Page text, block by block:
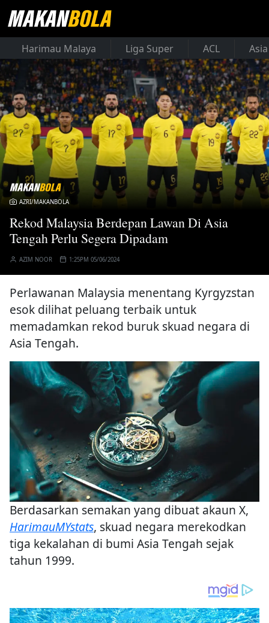
Harimau Malaya Liga Super ACL
AZRI/MAKANBOLA
Rekod Malaysia Berdepan Lawan Di Asia
Tengah Perlu Segera Dipadam
AZIM NOOR 1:25PM 05/06/2024
Perlawanan Malaysia menentang Kyrgyzstan
esok dilihat peluang terbaik untuk
memadamkan rekod buruk skuad negara di
Asia Tengah.
Berdasarkan semakan yang dibuat akaun X,
HarimauMYstats, skuad negara merekodkan
tiga kekalahan di bumi Asia Tengah sejak
tahun 1999.